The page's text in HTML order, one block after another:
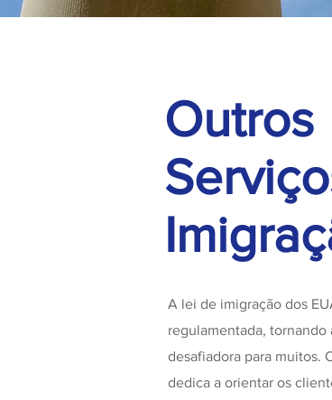
Outros
A lei de imigração dos
regulamentada, tornando
desafiadora para muitos.
dedica a orientar os